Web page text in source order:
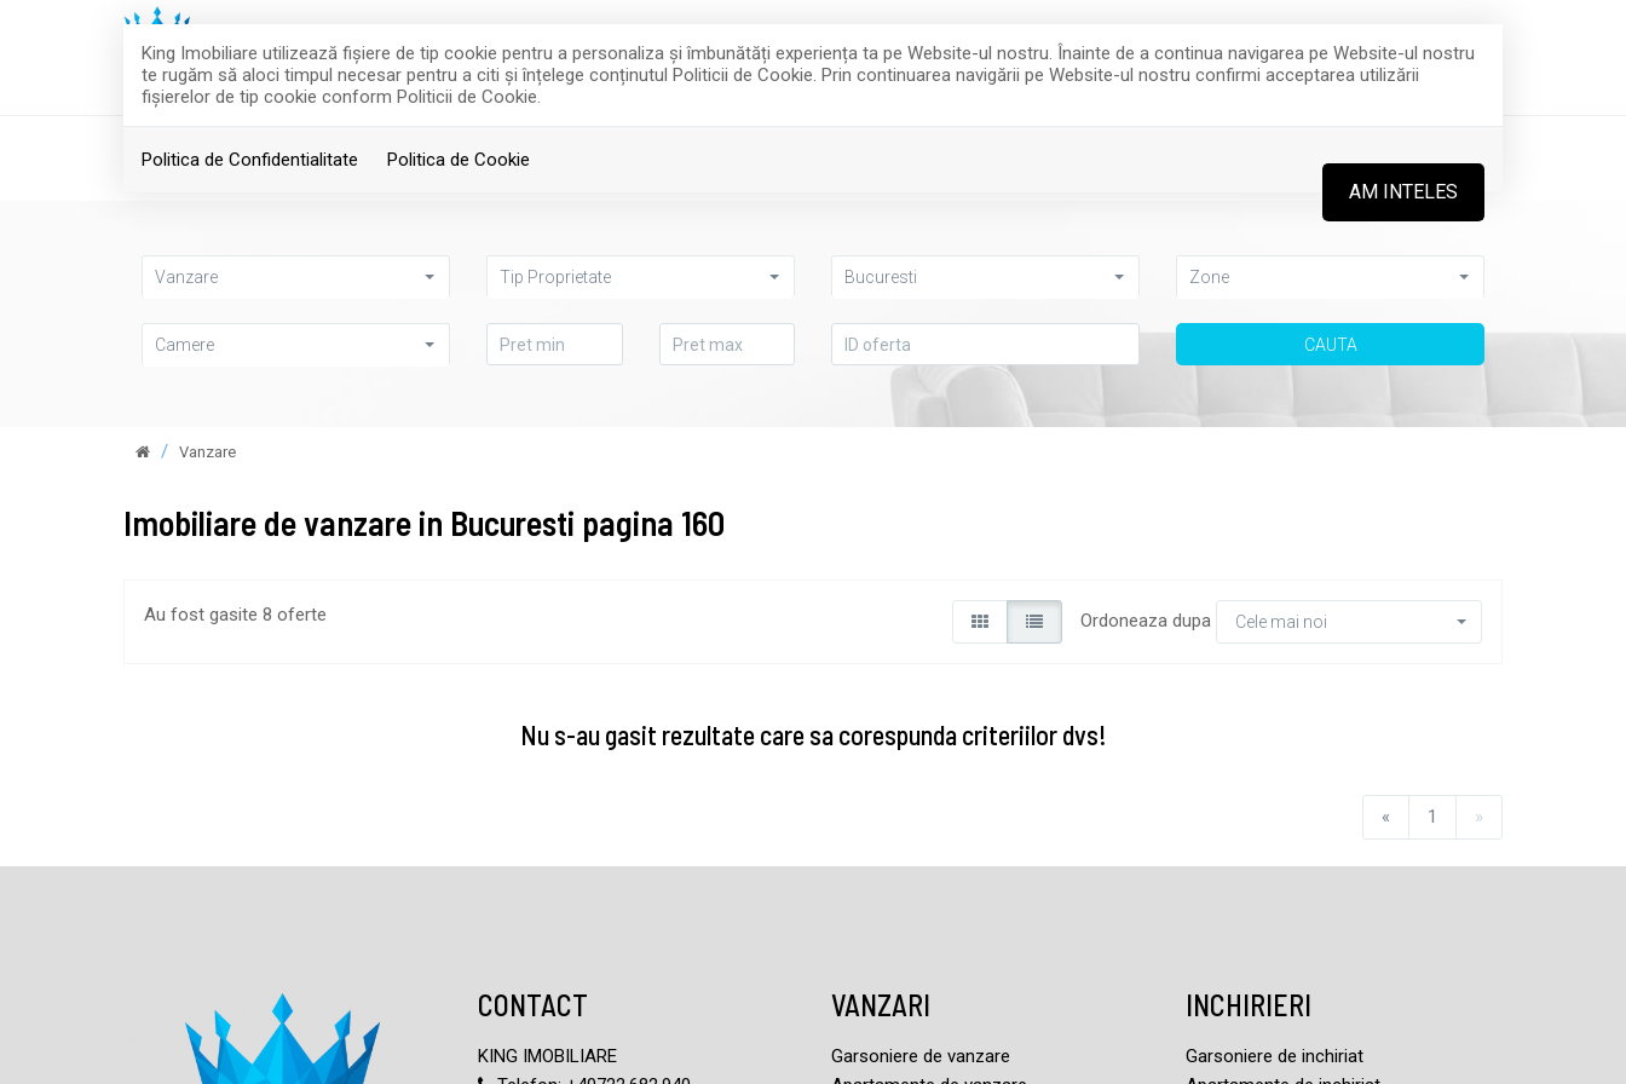
King Imobiliare utilizează fişiere de tip cookie pentru a personaliza și îmbunătăți experiența ta pe Website-ul nostru. Înainte de a continua navigarea pe Website-ul nostru
te rugăm să aloci timpul necesar pentru a citi și înțelege conținutul Politicii de Cookie. Prin continuarea navigării pe Website-ul nostru confirmi acceptarea utilizării
fişierelor de tip cookie conform Politicii de Cookie.
Politica de Confidentialitate Politica de Cookie
AM INTELES
office@kingimobiliare.ro
ACASA VANZARI CONTACT
Vanzare Tip Proprietate Bucuresti Zone
Camere
Vanzare
Imobiliare de vanzare in Bucuresti pagina 160
Au fost gasite 8 oferte Ordoneaza dupa Cele mai noi
Nu s-au gasit rezultate care sa corespunda criteriilor dvs!
« 1 »
CONTACT
KING IMOBILIARE
VANZARI
Garsoniere de vanzare
INCHIRIERI
Garsoniere de inchiriat